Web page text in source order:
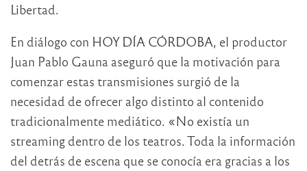
Libertad.
En diálogo con HOY DÍA CÓRDOBA, el productor
Juan Pablo Gauna aseguró que la motivación para
comenzar estas transmisiones surgió de la
necesidad de ofrecer algo distinto al contenido
tradicionalmente mediático. «No existía un
streaming dentro de los teatros. Toda la información
del detrás de escena que se conocía era gracias a los